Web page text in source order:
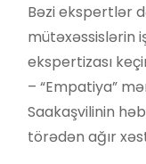
Bəzi ekspertlər
mütəxəssislərin
ekspertizası
– “Empatiya”
Saakaşvilinin
törədən ağır